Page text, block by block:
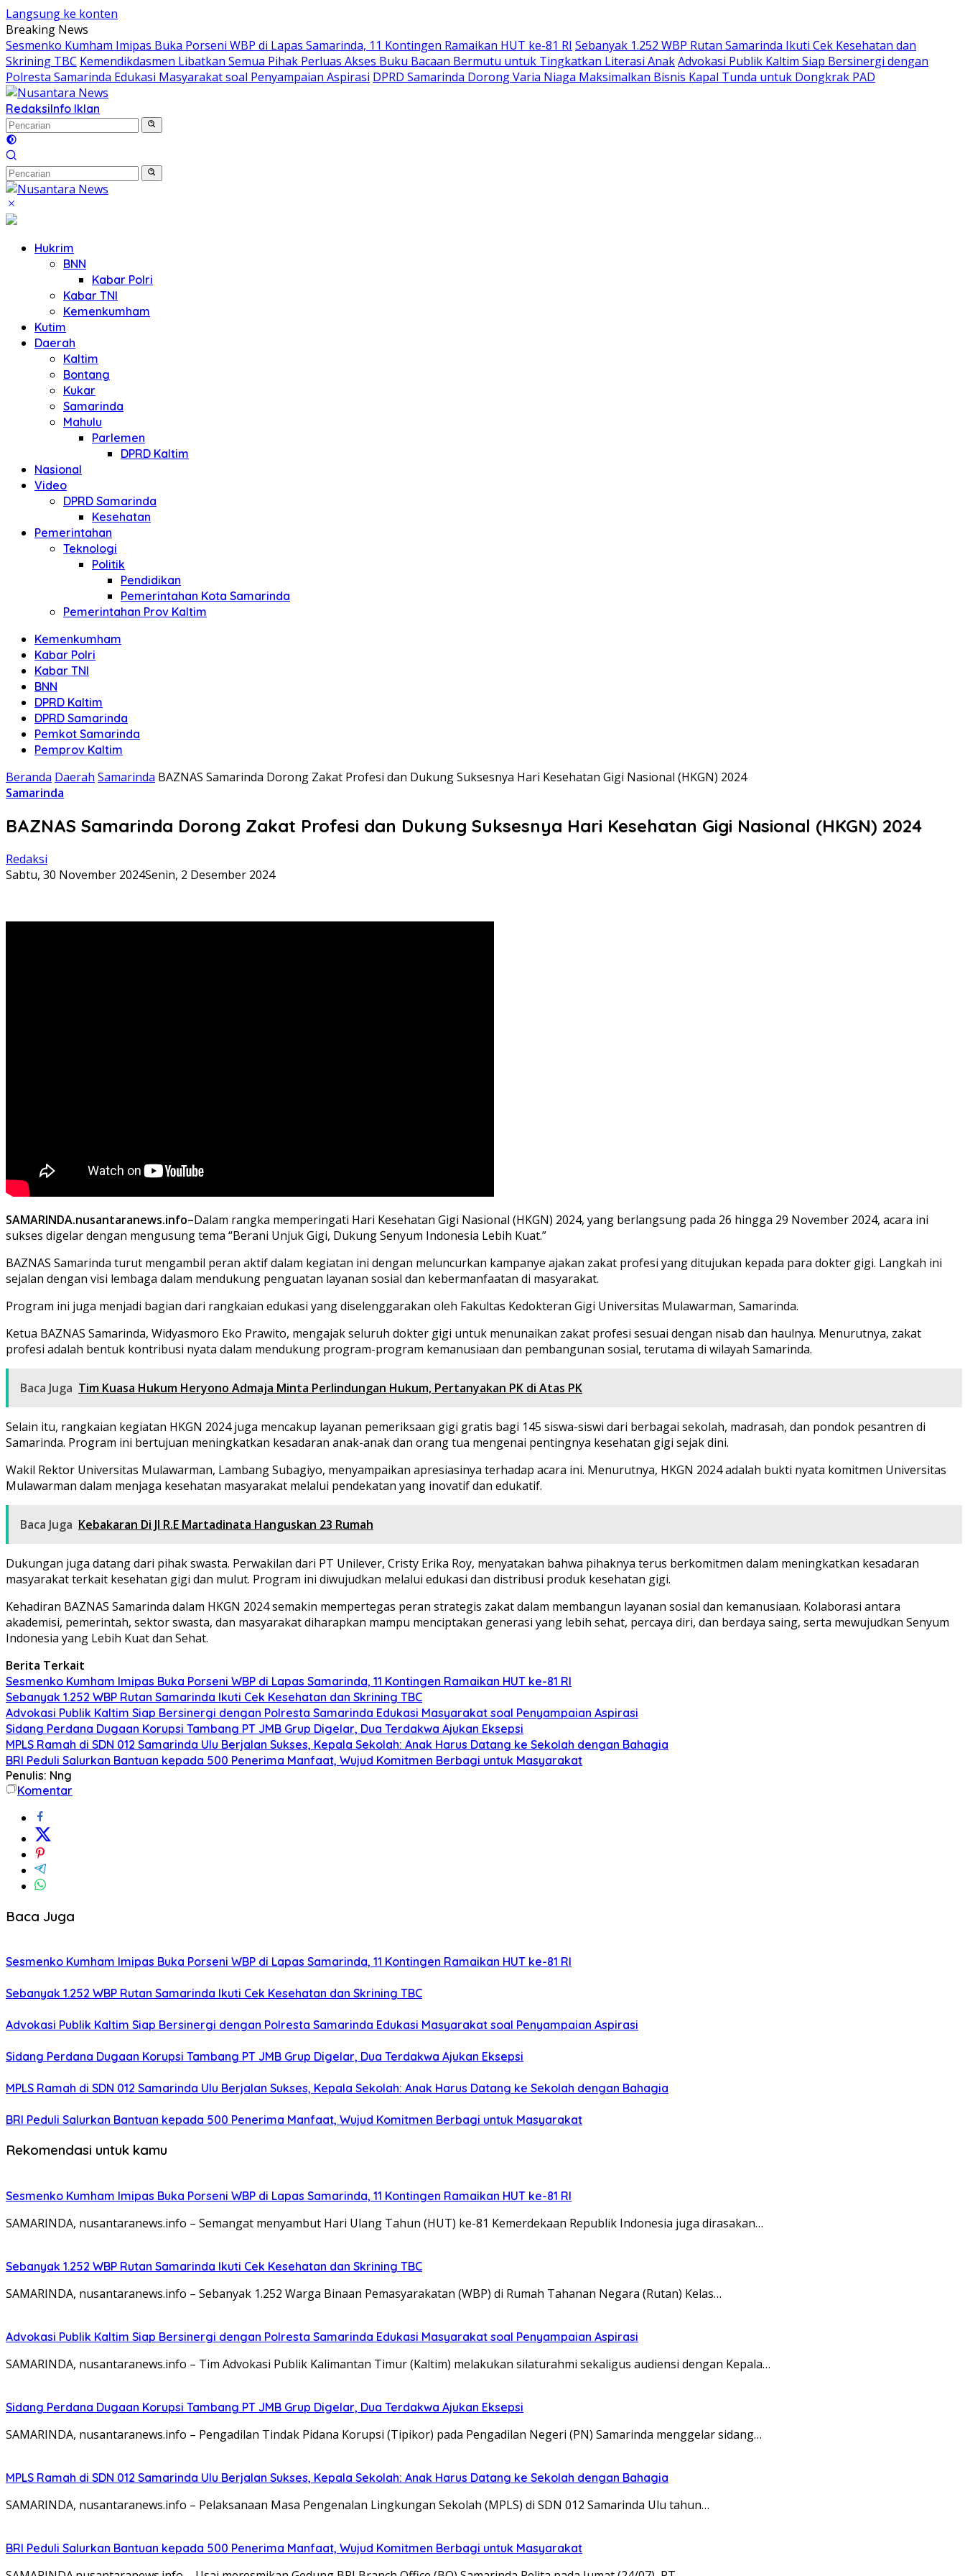
Langsung ke konten
Breaking News
Sesmenko Kumham Imipas Buka Porseni WBP di Lapas Samarinda, 11 Kontingen Ramaikan HUT ke-81 RI Sebanyak 1.252 WBP Rutan Samarinda Ikuti Cek Kesehatan dan
Skrining TBC Kemendikdasmen Libatkan Semua Pihak Perluas Akses Buku Bacaan Bermutu untuk Tingkatkan Literasi AnakAdvokasi Publik Kaltim Siap Bersinergi dengan
Polresta Samarinda Edukasi Masyarakat soal Penyampaian Aspirasi DPRD Samarinda Dorong Varia Niaga Maksimalkan Bisnis Kapal Tunda untuk Dongkrak PAD
RedaksiInfo Iklan
Hukrim
BNN
Kabar Polri
Kabar TNI
Kemenkumham
Kutim
Daerah
Kaltim
Bontang
Kukar
Samarinda
Mahulu
Parlemen
DPRD Kaltim
Nasional
Video
DPRD Samarinda
Kesehatan
Pemerintahan
Teknologi
Politik
Pendidikan
Pemerintahan Kota Samarinda
Pemerintahan Prov Kaltim
Kemenkumham
Kabar Polri
Kabar TNI
BNN
DPRD Kaltim
DPRD Samarinda
Pemkot Samarinda
Pemprov Kaltim
Beranda Daerah Samarinda BAZNAS Samarinda Dorong Zakat Profesi dan Dukung Suksesnya Hari Kesehatan Gigi Nasional (HKGN) 2024
Samarinda
BAZNAS Samarinda Dorong Zakat Profesi dan Dukung Suksesnya Hari Kesehatan Gigi Nasional (HKGN) 2024
Redaksi
Sabtu, 30 November 2024Senin, 2 Desember 2024
SAMARINDA.nusantaranews.info–Dalam rangka memperingati Hari Kesehatan Gigi Nasional (HKGN) 2024, yang berlangsung pada 26 hingga 29 November 2024, acara ini
sukses digelar dengan mengusung tema “Berani Unjuk Gigi, Dukung Senyum Indonesia Lebih Kuat.”
BAZNAS Samarinda turut mengambil peran aktif dalam kegiatan ini dengan meluncurkan kampanye ajakan zakat profesi yang ditujukan kepada para dokter gigi. Langkah ini
sejalan dengan visi lembaga dalam mendukung penguatan layanan sosial dan kebermanfaatan di masyarakat.
Program ini juga menjadi bagian dari rangkaian edukasi yang diselenggarakan oleh Fakultas Kedokteran Gigi Universitas Mulawarman, Samarinda.
Ketua BAZNAS Samarinda, Widyasmoro Eko Prawito, mengajak seluruh dokter gigi untuk menunaikan zakat profesi sesuai dengan nisab dan haulnya. Menurutnya, zakat
profesi adalah bentuk kontribusi nyata dalam mendukung program-program kemanusiaan dan pembangunan sosial, terutama di wilayah Samarinda.
Baca Juga Tim Kuasa Hukum Heryono Admaja Minta Perlindungan Hukum, Pertanyakan PK di Atas PK
Selain itu, rangkaian kegiatan HKGN 2024 juga mencakup layanan pemeriksaan gigi gratis bagi 145 siswa-siswi dari berbagai sekolah, madrasah, dan pondok pesantren di
Samarinda. Program ini bertujuan meningkatkan kesadaran anak-anak dan orang tua mengenai pentingnya kesehatan gigi sejak dini.
Wakil Rektor Universitas Mulawarman, Lambang Subagiyo, menyampaikan apresiasinya terhadap acara ini. Menurutnya, HKGN 2024 adalah bukti nyata komitmen Universitas
Mulawarman dalam menjaga kesehatan masyarakat melalui pendekatan yang inovatif dan edukatif.
Baca Juga Kebakaran Di Jl R.E Martadinata Hanguskan 23 Rumah
Dukungan juga datang dari pihak swasta. Perwakilan dari PT Unilever, Cristy Erika Roy, menyatakan bahwa pihaknya terus berkomitmen dalam meningkatkan kesadaran
masyarakat terkait kesehatan gigi dan mulut. Program ini diwujudkan melalui edukasi dan distribusi produk kesehatan gigi.
Kehadiran BAZNAS Samarinda dalam HKGN 2024 semakin mempertegas peran strategis zakat dalam membangun layanan sosial dan kemanusiaan. Kolaborasi antara
akademisi, pemerintah, sektor swasta, dan masyarakat diharapkan mampu menciptakan generasi yang lebih sehat, percaya diri, dan berdaya saing, serta mewujudkan Senyum
Indonesia yang Lebih Kuat dan Sehat.
Berita Terkait
Sesmenko Kumham Imipas Buka Porseni WBP di Lapas Samarinda, 11 Kontingen Ramaikan HUT ke-81 RI
Sebanyak 1.252 WBP Rutan Samarinda Ikuti Cek Kesehatan dan Skrining TBC
Advokasi Publik Kaltim Siap Bersinergi dengan Polresta Samarinda Edukasi Masyarakat soal Penyampaian Aspirasi
Sidang Perdana Dugaan Korupsi Tambang PT JMB Grup Digelar, Dua Terdakwa Ajukan Eksepsi
MPLS Ramah di SDN 012 Samarinda Ulu Berjalan Sukses, Kepala Sekolah: Anak Harus Datang ke Sekolah dengan Bahagia
BRI Peduli Salurkan Bantuan kepada 500 Penerima Manfaat, Wujud Komitmen Berbagi untuk Masyarakat
Penulis: Nng
Komentar
Baca Juga
Sesmenko Kumham Imipas Buka Porseni WBP di Lapas Samarinda, 11 Kontingen Ramaikan HUT ke-81 RI
Sebanyak 1.252 WBP Rutan Samarinda Ikuti Cek Kesehatan dan Skrining TBC
Advokasi Publik Kaltim Siap Bersinergi dengan Polresta Samarinda Edukasi Masyarakat soal Penyampaian Aspirasi
Sidang Perdana Dugaan Korupsi Tambang PT JMB Grup Digelar, Dua Terdakwa Ajukan Eksepsi
MPLS Ramah di SDN 012 Samarinda Ulu Berjalan Sukses, Kepala Sekolah: Anak Harus Datang ke Sekolah dengan Bahagia
BRI Peduli Salurkan Bantuan kepada 500 Penerima Manfaat, Wujud Komitmen Berbagi untuk Masyarakat
Rekomendasi untuk kamu
Sesmenko Kumham Imipas Buka Porseni WBP di Lapas Samarinda, 11 Kontingen Ramaikan HUT ke-81 RI
SAMARINDA, nusantaranews.info – Semangat menyambut Hari Ulang Tahun (HUT) ke-81 Kemerdekaan Republik Indonesia juga dirasakan…
Sebanyak 1.252 WBP Rutan Samarinda Ikuti Cek Kesehatan dan Skrining TBC
SAMARINDA, nusantaranews.info – Sebanyak 1.252 Warga Binaan Pemasyarakatan (WBP) di Rumah Tahanan Negara (Rutan) Kelas…
Advokasi Publik Kaltim Siap Bersinergi dengan Polresta Samarinda Edukasi Masyarakat soal Penyampaian Aspirasi
SAMARINDA, nusantaranews.info – Tim Advokasi Publik Kalimantan Timur (Kaltim) melakukan silaturahmi sekaligus audiensi dengan Kepala…
Sidang Perdana Dugaan Korupsi Tambang PT JMB Grup Digelar, Dua Terdakwa Ajukan Eksepsi
SAMARINDA, nusantaranews.info – Pengadilan Tindak Pidana Korupsi (Tipikor) pada Pengadilan Negeri (PN) Samarinda menggelar sidang…
MPLS Ramah di SDN 012 Samarinda Ulu Berjalan Sukses, Kepala Sekolah: Anak Harus Datang ke Sekolah dengan Bahagia
SAMARINDA, nusantaranews.info – Pelaksanaan Masa Pengenalan Lingkungan Sekolah (MPLS) di SDN 012 Samarinda Ulu tahun…
BRI Peduli Salurkan Bantuan kepada 500 Penerima Manfaat, Wujud Komitmen Berbagi untuk Masyarakat